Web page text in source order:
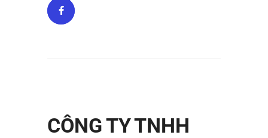
CÔNG TY TNHH